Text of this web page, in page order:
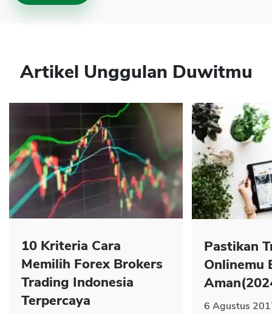
Artikel Unggulan Duwitmu
10 Kriteria Cara
Memilih Forex Brokers
Trading Indonesia
Terpercaya
Pastikan
Onlinemu
6 Agustus